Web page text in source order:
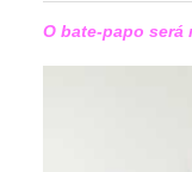
O bate-papo será